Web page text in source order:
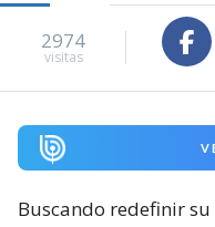
2974
visitas
Buscando redefinir